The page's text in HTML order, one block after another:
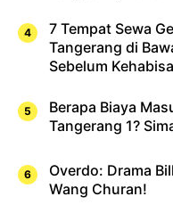
7 Tempat Sewa
Tangerang di
Sebelum
Berapa Biaya
Tangerang 1?
Overdo: Drama
Wang Churan!